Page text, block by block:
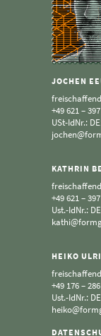
JOCHEN
+49 621 –
USt-IdNr.:
KATHRIN
+49 621 –
Ust.-IdNr.:
HEIKO
+49 176 –
Ust.-IdNr.: